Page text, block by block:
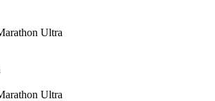
Ultra
Ultra